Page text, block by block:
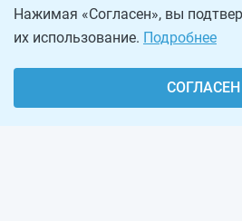
Нажимая «Согласен», вы
их использование. Подробнее
СОГЛАСЕН